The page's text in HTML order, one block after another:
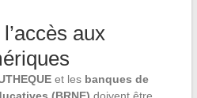
aux
et les banques de
(BRNE) doivent être